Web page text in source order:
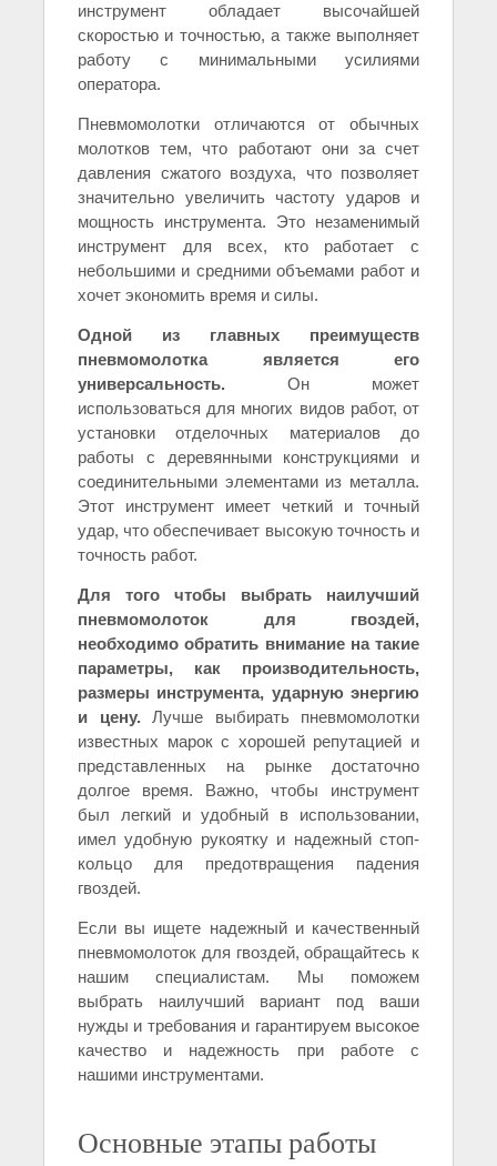
инструмент обладает высочайшей
скоростью и точностью, а также выполняет
работу с минимальными усилиями
оператора.
Пневмомолотки отличаются от обычных
молотков тем, что работают они за счет
давления сжатого воздуха, что позволяет
значительно увеличить частоту ударов и
мощность инструмента. Это незаменимый
инструмент для всех, кто работает с
небольшими и средними объемами работ и
хочет экономить время и силы.
Одной из главных преимуществ
пневмомолотка является его
универсальность. Он может
использоваться для многих видов работ, от
установки отделочных материалов до
работы с деревянными конструкциями и
соединительными элементами из металла.
Этот инструмент имеет четкий и точный
удар, что обеспечивает высокую точность и
точность работ.
Для того чтобы выбрать наилучший
пневмомолоток для гвоздей,
необходимо обратить внимание на такие
параметры, как производительность,
размеры инструмента, ударную энергию
и цену.Лучше выбирать пневмомолотки
известных марок с хорошей репутацией и
представленных на рынке достаточно
долгое время. Важно, чтобы инструмент
был легкий и удобный в использовании,
имел удобную рукоятку и надежный стоп-
кольцо для предотвращения падения
гвоздей.
Если вы ищете надежный и качественный
пневмомолоток для гвоздей, обращайтесь к
нашим специалистам. Мы поможем
выбрать наилучший вариант под ваши
нужды и требования и гарантируем высокое
качество и надежность при работе с
нашими инструментами.
Основные этапы работы